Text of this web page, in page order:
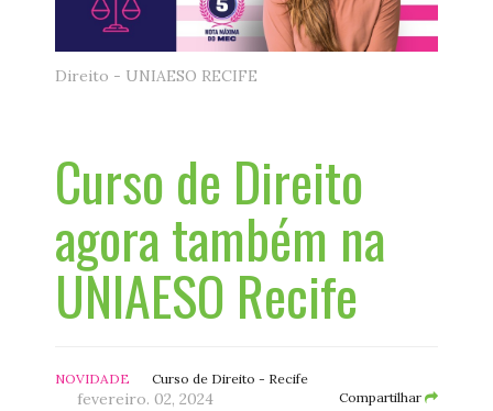
Direito - UNIAESO RECIFE
Curso de Direito
agora também na
UNIAESO Recife
NOVIDADE Curso de Direito - Recife
fevereiro. 02, 2024 Compartilhar